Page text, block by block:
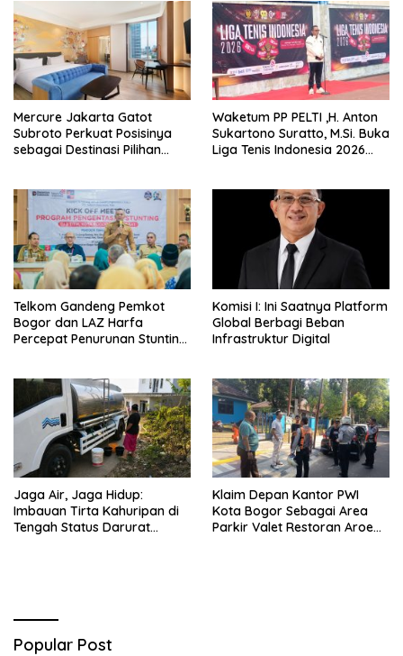
Mercure Jakarta Gatot
Subroto Perkuat Posisinya
sebagai Destinasi Pilihan
Jakarta Selatan
Waketum PP PELTI ,H. Anton
Sukartono Suratto, M.Si. Buka
Liga Tenis Indonesia 2026
Telkom Gandeng Pemkot
Bogor dan LAZ Harfa
Percepat Penurunan Stunting
Komisi I: Ini Saatnya Platform
Global Berbagi Beban
Infrastruktur Digital
Jaga Air, Jaga Hidup:
Imbauan Tirta Kahuripan di
Tengah Status Darurat
Klaim Depan Kantor PWI
Kota Bogor Sebagai Area
Parkir Valet Restoran Aroem,
Popular Post